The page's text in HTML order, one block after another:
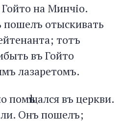
на Минчіо.
пошелъ отыскивать
тотъ
въ Гойто
лазаретомъ.
помѣщался въ церкви.
Онъ пошелъ;